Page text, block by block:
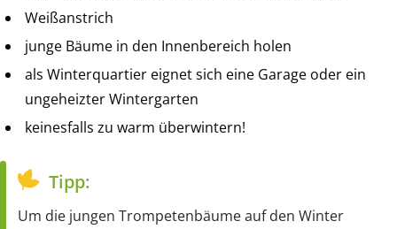
Weißanstrich
junge Bäume in den Innenbereich holen
als Winterquartier eignet sich eine Garage oder ein
ungeheizter Wintergarten
keinesfalls zu warm überwintern!
Tipp:
Um die jungen Trompetenbäume auf den Winter